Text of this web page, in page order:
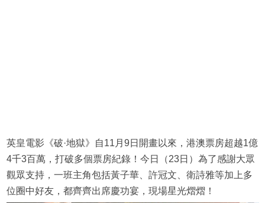
英皇電影《破·地獄》自11月9日開畫以來，港澳票房超越1億
4千3百萬，打破多個票房紀錄！今日（23日）為了感謝大眾
觀眾支持，一班主角包括黃子華、許冠文、衛詩雅等加上多
位圈中好友，都齊齊出席慶功宴，現場星光熠熠！